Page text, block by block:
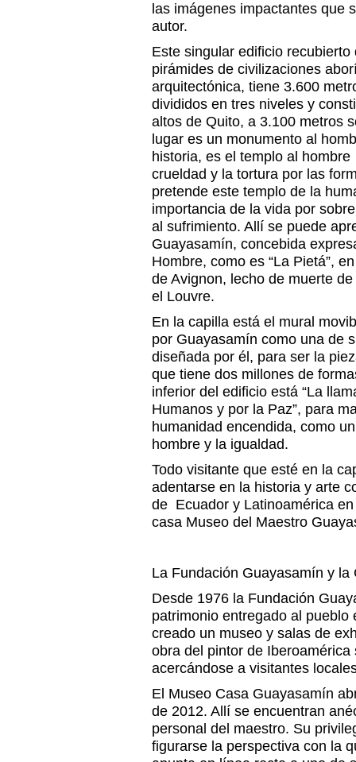
las imágenes impactantes que
autor.
Este singular edificio
pirámides de civilizaciones
arquitectónica, tiene 3.600
divididos en tres niveles y
altos de Quito, a 3.100 metros
lugar es un monumento al
historia, es el templo al
crueldad y la tortura por las
pretende este templo de la
importancia de la vida por
al sufrimiento. Allí se puede
Guayasamín, concebida
Hombre, como es “La Pietá”,
de Avignon, lecho de muerte
el Louvre.
En la capilla está el mural
por Guayasamín como una de
diseñada por él, para ser la
que tiene dos millones de
inferior del edificio está “La
Humanos y por la Paz”, para
humanidad encendida, como
hombre y la igualdad.
Todo visitante que esté en la
adentarse en la historia y arte
de Ecuador y Latinoamérica
casa Museo del Maestro
La Fundación Guayasamín y la
Desde 1976 la Fundación
patrimonio entregado al pueblo
creado un museo y salas de
obra del pintor de
acercándose a visitantes
El Museo Casa Guayasamín
de 2012. Allí se encuentran
personal del maestro. Su
figurarse la perspectiva con la